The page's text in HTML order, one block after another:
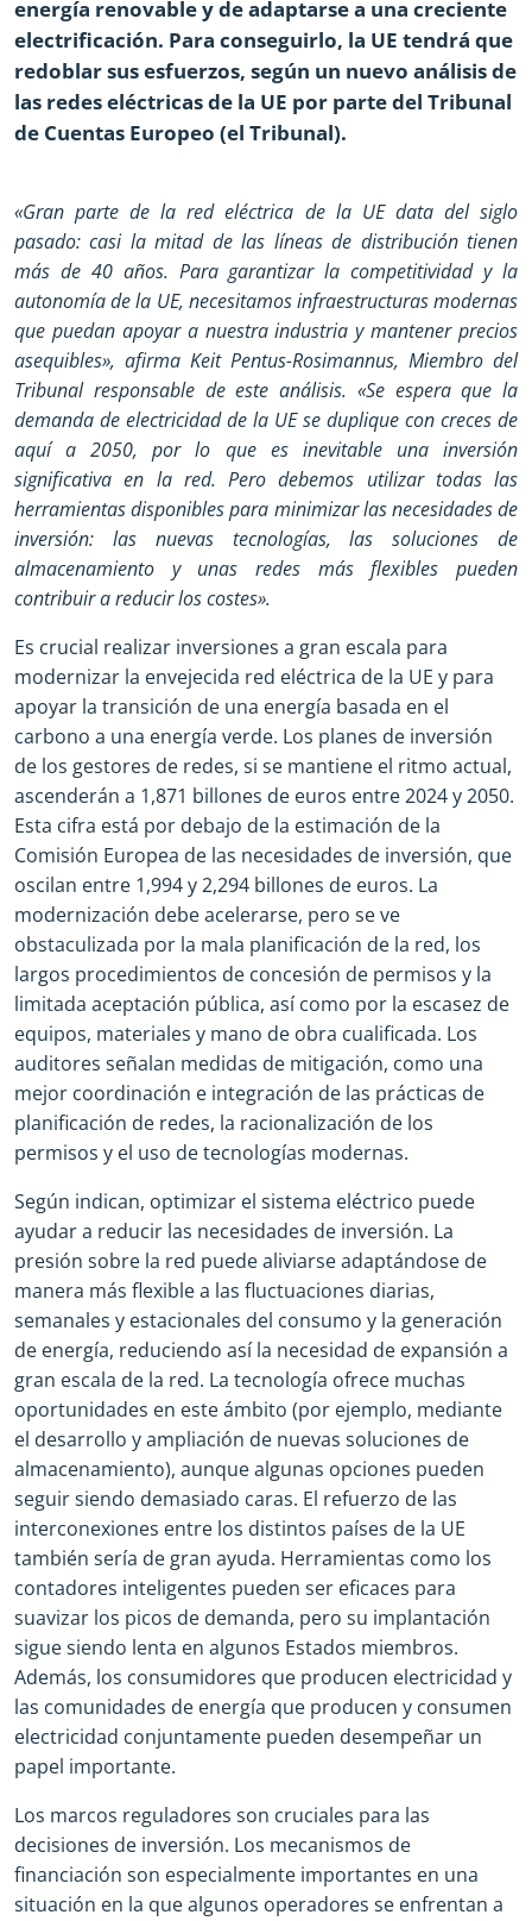
energía renovable y de adaptarse a una creciente
electrificación. Para conseguirlo, la UE tendrá que
redoblar sus esfuerzos, según un nuevo análisis de
las redes eléctricas de la UE por parte del Tribunal
de Cuentas Europeo (el Tribunal).
«Gran parte de la red eléctrica de la UE data del siglo
pasado: casi la mitad de las líneas de distribución tienen
más de 40 años. Para garantizar la competitividad y la
autonomía de la UE, necesitamos infraestructuras modernas
que puedan apoyar a nuestra industria y mantener precios
asequibles», afirma Keit Pentus-Rosimannus, Miembro del
Tribunal responsable de este análisis. «Se espera que la
demanda de electricidad de la UE se duplique con creces de
aquí a 2050, por lo que es inevitable una inversión
significativa en la red. Pero debemos utilizar todas las
herramientas disponibles para minimizar las necesidades de
inversión: las nuevas tecnologías, las soluciones de
almacenamiento y unas redes más flexibles pueden
contribuir a reducir los costes».
Es crucial realizar inversiones a gran escala para
modernizar la envejecida red eléctrica de la UE y para
apoyar la transición de una energía basada en el
carbono a una energía verde. Los planes de inversión
de los gestores de redes, si se mantiene el ritmo actual,
ascenderán a 1,871 billones de euros entre 2024 y 2050.
Esta cifra está por debajo de la estimación de la
Comisión Europea de las necesidades de inversión, que
oscilan entre 1,994 y 2,294 billones de euros. La
modernización debe acelerarse, pero se ve
obstaculizada por la mala planificación de la red, los
largos procedimientos de concesión de permisos y la
limitada aceptación pública, así como por la escasez de
equipos, materiales y mano de obra cualificada. Los
auditores señalan medidas de mitigación, como una
mejor coordinación e integración de las prácticas de
planificación de redes, la racionalización de los
permisos y el uso de tecnologías modernas.
Según indican, optimizar el sistema eléctrico puede
ayudar a reducir las necesidades de inversión. La
presión sobre la red puede aliviarse adaptándose de
manera más flexible a las fluctuaciones diarias,
semanales y estacionales del consumo y la generación
de energía, reduciendo así la necesidad de expansión a
gran escala de la red. La tecnología ofrece muchas
oportunidades en este ámbito (por ejemplo, mediante
el desarrollo y ampliación de nuevas soluciones de
almacenamiento), aunque algunas opciones pueden
seguir siendo demasiado caras. El refuerzo de las
interconexiones entre los distintos países de la UE
también sería de gran ayuda. Herramientas como los
contadores inteligentes pueden ser eficaces para
suavizar los picos de demanda, pero su implantación
sigue siendo lenta en algunos Estados miembros.
Además, los consumidores que producen electricidad y
las comunidades de energía que producen y consumen
electricidad conjuntamente pueden desempeñar un
papel importante.
Los marcos reguladores son cruciales para las
decisiones de inversión. Los mecanismos de
financiación son especialmente importantes en una
situación en la que algunos operadores se enfrentan a